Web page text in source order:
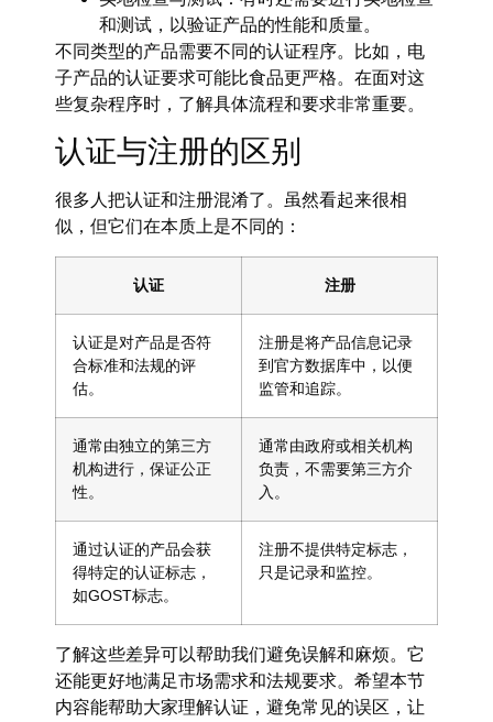
和测试，以验证产品的性能和质量。
不同类型的产品需要不同的认证程序。比如，电
子产品的认证要求可能比食品更严格。在面对这
些复杂程序时，了解具体流程和要求非常重要。
认证与注册的区别
很多人把认证和注册混淆了。虽然看起来很相
似，但它们在本质上是不同的：
认证 注册
认证是对产品是否符
合标准和法规的评
估。
注册是将产品信息记录
到官方数据库中，以便
监管和追踪。
通常由独立的第三方
机构进行，保证公正
性。
通常由政府或相关机构
负责，不需要第三方介
入。
通过认证的产品会获
得特定的认证标志，
如GOST标志。
注册不提供特定标志，
只是记录和监控。
了解这些差异可以帮助我们避免误解和麻烦。它
还能更好地满足市场需求和法规要求。希望本节
内容能帮助大家理解认证，避免常见的误区，让